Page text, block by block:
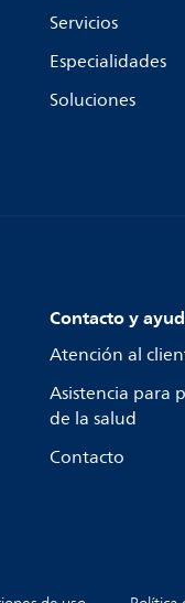
Servicios
Especialidades
Soluciones
Contacto y
Atención al
Asistencia para
de la salud
Contacto